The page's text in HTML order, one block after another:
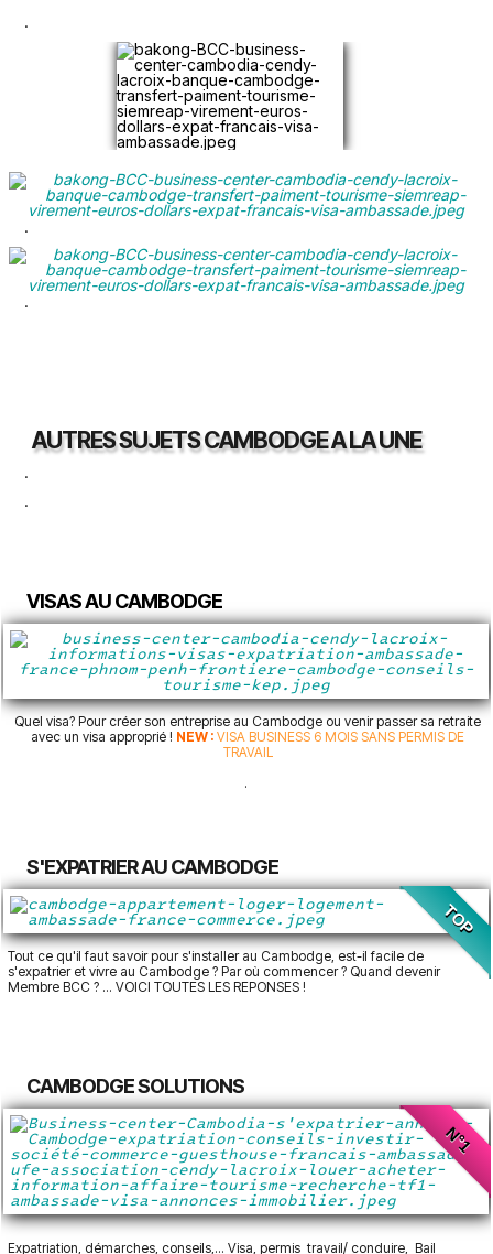
.
.
.
AUTRES SUJETS CAMBODGE A LA UNE
.
.
VISAS AU CAMBODGE
Quel visa? Pour créer son entreprise au Cambodge ou venir passer sa retraite
avec un visa approprié ! NEW : VISA BUSINESS 6 MOIS SANS PERMIS DE
TRAVAIL
.
S'EXPATRIER AU CAMBODGE
TOP
Tout ce qu'il faut savoir pour s'installer au Cambodge, est-il facile de
s'expatrier et vivre au Cambodge ? Par où commencer ? Quand devenir
Membre BCC ? ... VOICI TOUTES LES REPONSES !
CAMBODGE SOLUTIONS
N°1
Expatriation, démarches, conseils,... Visa, permis travail/ conduire, Bail